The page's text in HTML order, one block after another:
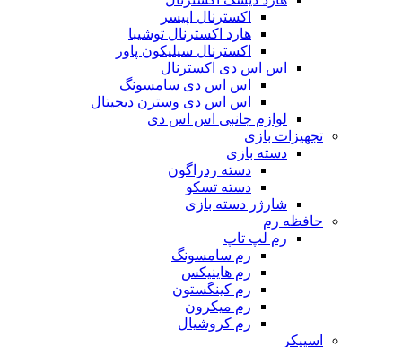
اکسترنال اپیسر
هارد اکسترنال توشیبا
اکسترنال سیلیکون پاور
اس اس دی اکسترنال
اس اس دی سامسونگ
اس اس دی وسترن دیجیتال
لوازم جانبی اس اس دی
تجهیزات بازی
دسته بازی
دسته ردراگون
دسته تسکو
شارژر دسته بازی
حافظه رم
رم لپ تاپ
رم سامسونگ
رم هاینیکس
رم کینگستون
رم میکرون
رم کروشیال
اسپیکر